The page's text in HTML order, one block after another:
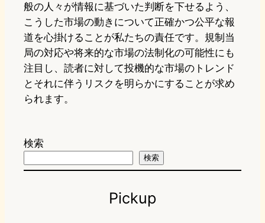
般の人々が情報に基づいた判断を下せるよう、
こうした市場の動きについて正確かつ公平な報
道を心掛けることが私たちの責任です。規制当
局の対応や将来的な市場の法制化の可能性にも
注目し、読者に対して投機的な市場のトレンド
とそれに伴うリスクを明らかにすることが求め
られます。
検索
検索
Pickup